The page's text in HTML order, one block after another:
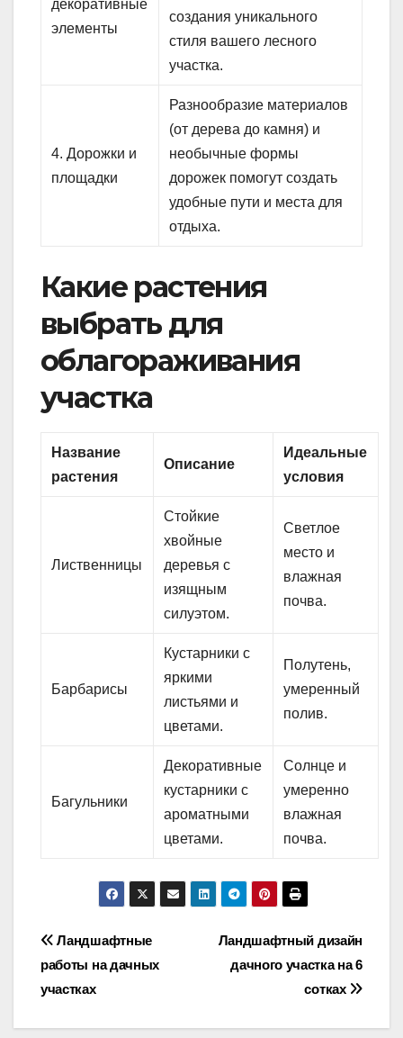
декоративные
элементы
создания уникального
стиля вашего лесного
участка.
4. Дорожки и
площадки
Разнообразие материалов
(от дерева до камня) и
необычные формы
дорожек помогут создать
удобные пути и места для
отдыха.
Какие растения
выбрать для
облагораживания
участка
Название
растения
Описание
Идеальные
условия
Лиственницы
Стойкие
хвойные
деревья с
изящным
силуэтом.
Светлое
место и
влажная
почва.
Барбарисы
Кустарники с
яркими
листьями и
цветами.
Полутень,
умеренный
полив.
Багульники
Декоративные
кустарники с
ароматными
цветами.
Солнце и
умеренно
влажная
почва.
Навигация
по
записям
Ландшафтный дизайн
дачного участка на 6
сотках
Ландшафтные
работы на дачных
участках